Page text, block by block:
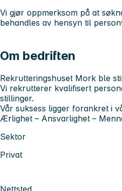
Vi gjør oppmerksom på at
behandles av hensyn til
Om bedriften
Rekrutteringshuset Mork ble
Vi rekrutterer kvalifisert
stillinger.
Vår suksess ligger forankret i
Ærlighet – Ansvarlighet –
Sektor
Privat
Nettsted